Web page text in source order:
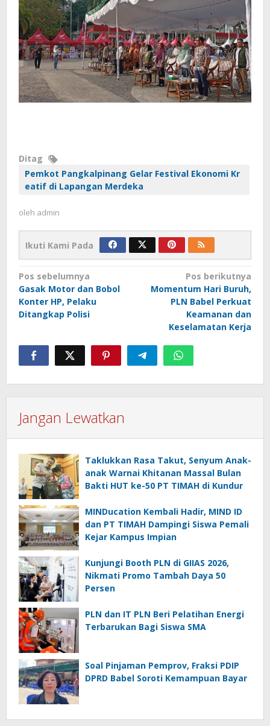
Ditag
Pemkot Pangkalpinang Gelar Festival Ekonomi Kr
eatif di Lapangan Merdeka
oleh admin
Ikuti Kami Pada
Navigasi
pos
Pos sebelumnya
Gasak Motor dan Bobol
Konter HP, Pelaku
Ditangkap Polisi
Pos berikutnya
Momentum Hari Buruh,
PLN Babel Perkuat
Keamanan dan
Keselamatan Kerja
Jangan Lewatkan
Taklukkan Rasa Takut, Senyum Anak-
anak Warnai Khitanan Massal Bulan
Bakti HUT ke-50 PT TIMAH di Kundur
MINDucation Kembali Hadir, MIND ID
dan PT TIMAH Dampingi Siswa Pemali
Kejar Kampus Impian
Kunjungi Booth PLN di GIIAS 2026,
Nikmati Promo Tambah Daya 50
Persen
PLN dan IT PLN Beri Pelatihan Energi
Terbarukan Bagi Siswa SMA
Soal Pinjaman Pemprov, Fraksi PDIP
DPRD Babel Soroti Kemampuan Bayar